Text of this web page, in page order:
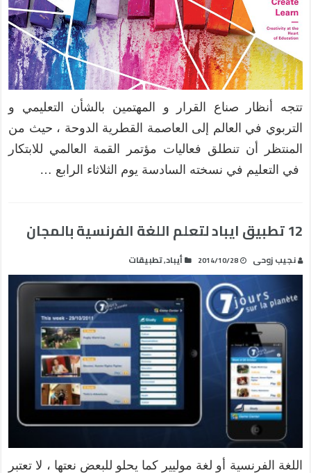
تتجه أنظار صناع القرار و المهتمين بالشأن التعليمي و
التربوي في العالم إلى العاصمة القطرية الدوحة ، حيث من
المنتظر أن تنطلق فعاليات مؤتمر القمة العالمي للابتكار
في التعليم في نسخته السادسة يوم الثلاثاء الرابع …
12 تطبيق ايباد لتعلم اللغة الفرنسية بالمجان
نجيب زوحى 2014/10/28 أيباد,تطبيقات
اللغة الفرنسية أو لغة موليير كما يحلو للبعض نعتها ، لا تعتبر